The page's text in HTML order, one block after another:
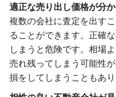
適正な売り出し価格が分
複数の会社に査定を出す
ることができます。正確
しまうと危険です。相場
売れ残ってしまう可能性
損をしてしまうこともあり